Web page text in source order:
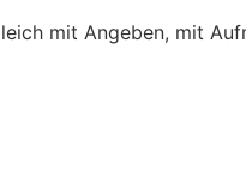
mit Angeben, mit